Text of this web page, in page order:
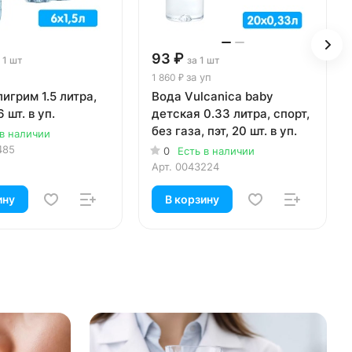
1 шт
1.5 литра,
шт. в уп.
наличии
93 ₽ за 1 шт
1 860 ₽ за уп
Вода Vulcanica baby
детская 0.33 литра, спорт,
без газа, пэт, 20 шт. в уп.
0
Есть в наличии
Арт. 0043224
В корзину